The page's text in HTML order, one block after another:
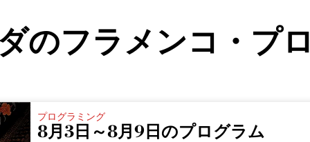
のフラメンコ・プ
プログラミング
8月3日～8月9日のプログラム